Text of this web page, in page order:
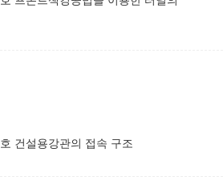
건설용강관의 접속 구조